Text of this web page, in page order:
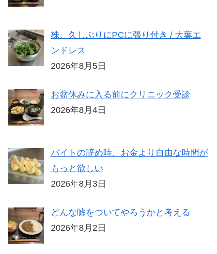
株、久しぶりにPCに張り付き / 大葉エ
ンドレス
2026年8月5日
お盆休みに入る前にクリニック受診
2026年8月4日
バイトの辞め時、お金より自由な時間が
もっと欲しい
2026年8月3日
どんな嘘をついてやろうかと考える
2026年8月2日